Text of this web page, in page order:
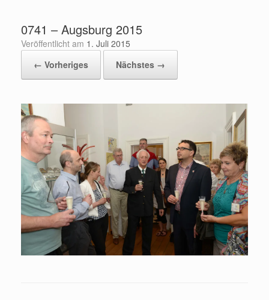
springen0741 – Augsburg 2015
Veröffentlicht am 1. Juli 2015
← Vorheriges
Nächstes →